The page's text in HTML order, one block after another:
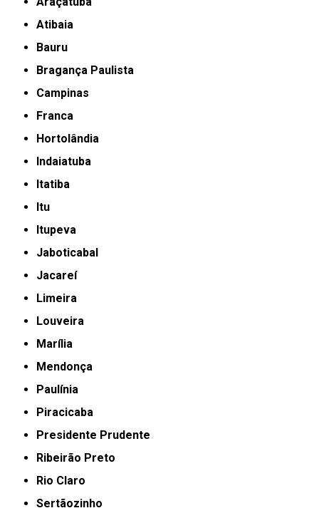
Atibaia
Bauru
Bragança Paulista
Campinas
Franca
Hortolândia
Indaiatuba
Itatiba
Itu
Itupeva
Jaboticabal
Jacareí
Limeira
Louveira
Marília
Mendonça
Paulínia
Piracicaba
Presidente Prudente
Ribeirão Preto
Rio Claro
Sertãozinho